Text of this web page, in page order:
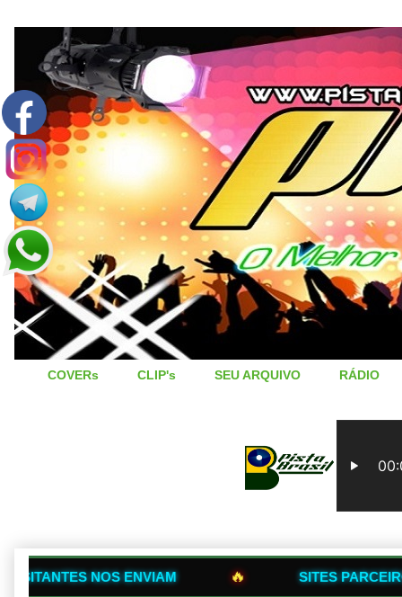
COVERs CLIP's SEU ARQUIVO RÁDIO
ENVIAM 🔥 SITES PARCEIROS QUE